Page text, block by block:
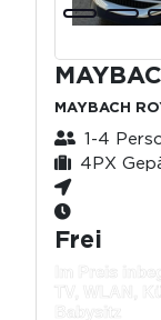
MAYBACH
1-4
4PX
Frei
TV, WLAN,